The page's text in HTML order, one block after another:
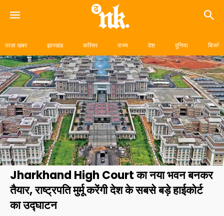
ताज़ा खबर झारखंड करियर राज्य देश दुनिया बिजनेस
Jharkhand High Court का नया भवन बनकर
तैयार, राष्ट्रपति मुर्मू करेंगी देश के सबसे बड़े हाईकोर्ट
का उद्घाटन